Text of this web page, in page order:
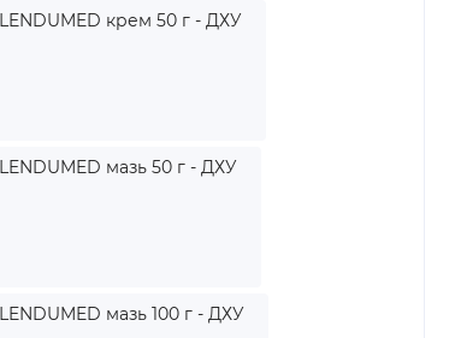
крем 50 г - ДХУ
мазь 50 г - ДХУ
мазь 100 г - ДХУ